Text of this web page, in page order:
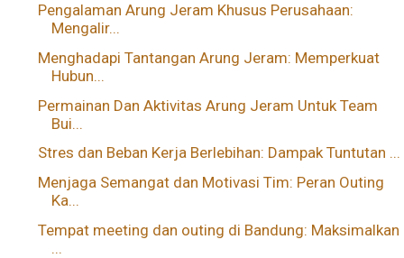
Pengalaman Arung Jeram Khusus Perusahaan:
Mengalir...
Menghadapi Tantangan Arung Jeram: Memperkuat
Hubun...
Permainan Dan Aktivitas Arung Jeram Untuk Team
Bui...
Stres dan Beban Kerja Berlebihan: Dampak Tuntutan ...
Menjaga Semangat dan Motivasi Tim: Peran Outing
Ka...
Tempat meeting dan outing di Bandung: Maksimalkan
...